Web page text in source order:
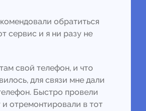
обратиться
сервис и я ни разу не
свой телефон, и что
для связи мне дали
Быстро провели
и отремонтировали в тот